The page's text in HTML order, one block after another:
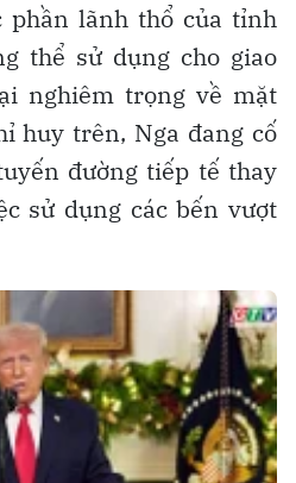
phần lãnh thổ của tỉnh
thể sử dụng cho giao
nghiêm trọng về mặt
huy trên, Nga đang cố
đường tiếp tế thay
sử dụng các bến vượt